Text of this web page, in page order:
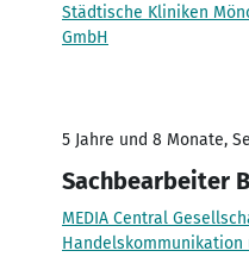
Städtische Kliniken
GmbH
5 Jahre und 8 Monate,
Sachbearbeiter
MEDIA Central
Handelskommunikation